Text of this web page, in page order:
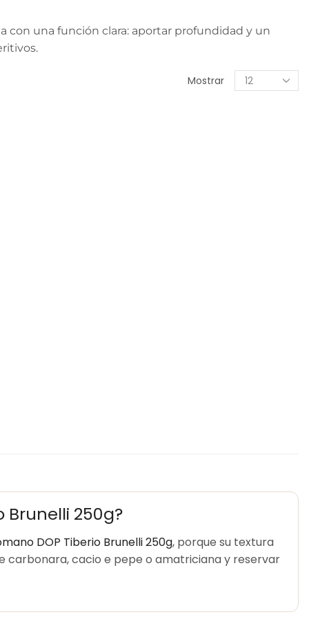
con una función clara: aportar profundidad y un
Mostrar
Brunelli 250g?
DOP Tiberio Brunelli 250g, porque su textura
carbonara, cacio e pepe o amatriciana y reservar